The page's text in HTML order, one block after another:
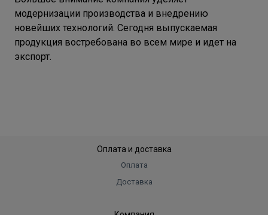
модернизации производства и внедрению
новейших технологий. Сегодня выпускаемая
продукция востребована во всем мире и идет на
экспорт.
Оплата и доставка
Оплата
Доставка